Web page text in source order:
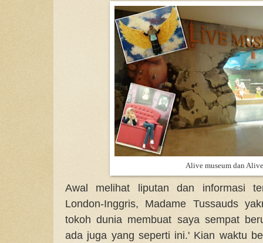
Alive museum dan
Awal melihat liputan dan informasi
London-Inggris, Madame Tussauds
tokoh dunia membuat saya sempat
ada juga yang seperti ini.' Kian waktu